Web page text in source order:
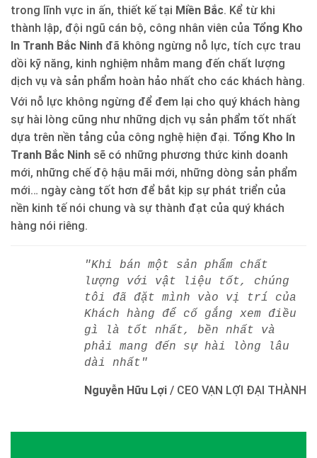
trong lĩnh vực in ấn, thiết kế tại Miền Bắc. Kể từ khi
thành lập, đội ngũ cán bộ, công nhân viên của Tổng Kho
In Tranh Bắc Ninh đã không ngừng nỗ lực, tích cực trau
dồi kỹ năng, kinh nghiệm nhằm mang đến chất lượng
dịch vụ và sản phẩm hoàn hảo nhất cho các khách hàng.
Với nỗ lực không ngừng để đem lại cho quý khách hàng
sự hài lòng cũng như những dịch vụ sản phẩm tốt nhất
dựa trên nền tảng của công nghệ hiện đại. Tổng Kho In
Tranh Bắc Ninh sẽ có những phương thức kinh doanh
mới, những chế độ hậu mãi mới, những dòng sản phẩm
mới… ngày càng tốt hơn để bắt kịp sự phát triển của
nền kinh tế nói chung và sự thành đạt của quý khách
hàng nói riêng.
"Khi bán một sản phẩm chất
lượng với vật liệu tốt, chúng
tôi đã đặt mình vào vị trí của
Khách hàng để cố gắng xem điều
gì là tốt nhất, bền nhất và
phải mang đến sự hài lòng lâu
dài nhất"
Nguyễn Hữu Lợi / CEO VẠN LỢI ĐẠI THÀNH